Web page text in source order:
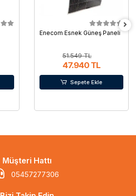
Enecom Esnek Güneş Paneli
51.549 TL
47.940 TL
Sepete Ekle
Müşteri Hattı
05457277306